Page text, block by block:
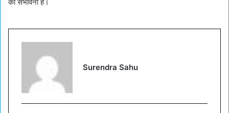
Surendra Sahu